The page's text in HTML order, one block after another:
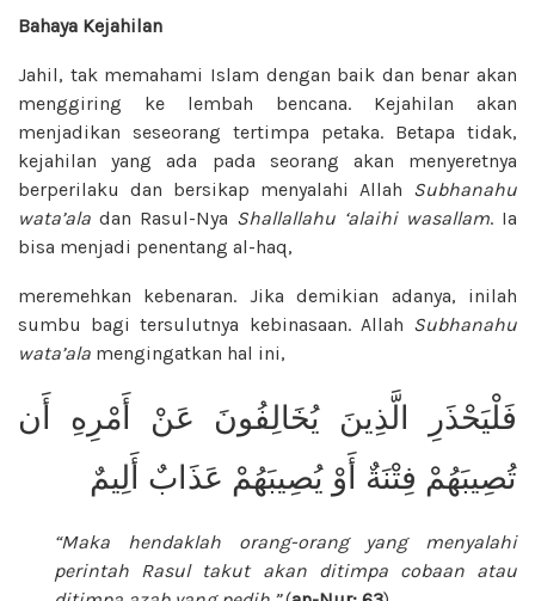
Bahaya Kejahilan
Jahil, tak memahami Islam dengan baik dan benar akan
menggiring ke lembah bencana. Kejahilan akan
menjadikan seseorang tertimpa petaka. Betapa tidak,
kejahilan yang ada pada seorang akan menyeretnya
berperilaku dan bersikap menyalahi Allah Subhanahu
wata’ala dan Rasul-Nya Shallallahu ‘alaihi wasallam. Ia
bisa menjadi penentang al-haq,
meremehkan kebenaran. Jika demikian adanya, inilah
sumbu bagi tersulutnya kebinasaan. Allah Subhanahu
wata’ala mengingatkan hal ini,
فَلْيَحْذَرِ الَّذِينَ يُخَالِفُونَ عَنْ أَمْرِهِ أَن
تُصِيبَهُمْ فِتْنَةٌ أَوْ يُصِيبَهُمْ عَذَابٌ أَلِيمٌ
“Maka hendaklah orang-orang yang menyalahi
perintah Rasul takut akan ditimpa cobaan atau